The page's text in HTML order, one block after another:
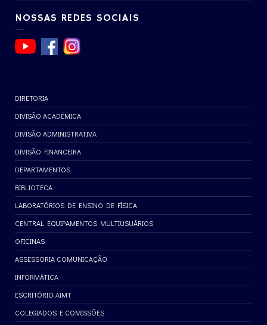
NOSSAS REDES SOCIAIS
DIRETORIA
DIVISÃO ACADÊMICA
DIVISÃO ADMINISTRATIVA
DIVISÃO FINANCEIRA
DEPARTAMENTOS
BIBLIOTECA
LABORATÓRIOS DE ENSINO DE FÍSICA
CENTRAL EQUIPAMENTOS MULTIUSUÁRIOS
OFICINAS
ASSESSORIA COMUNICAÇÃO
INFORMÁTICA
ESCRITÓRIO AIMT
COLEGIADOS E COMISSÕES